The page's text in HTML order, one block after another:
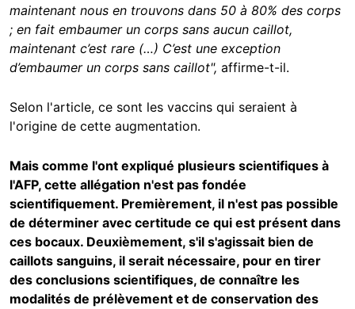
maintenant nous en trouvons dans 50 à 80% des corps
; en fait embaumer un corps sans aucun caillot,
maintenant c’est rare (…) C’est une exception
d’embaumer un corps sans caillot", affirme-t-il.
Selon l'article, ce sont les vaccins qui seraient à
l'origine de cette augmentation.
Mais comme l'ont expliqué plusieurs scientifiques à
l'AFP, cette allégation n'est pas fondée
scientifiquement. Premièrement, il n'est pas possible
de déterminer avec certitude ce qui est présent dans
ces bocaux. Deuxièmement, s'il s'agissait bien de
caillots sanguins, il serait nécessaire, pour en tirer
des conclusions scientifiques, de connaître les
modalités de prélèvement et de conservation des